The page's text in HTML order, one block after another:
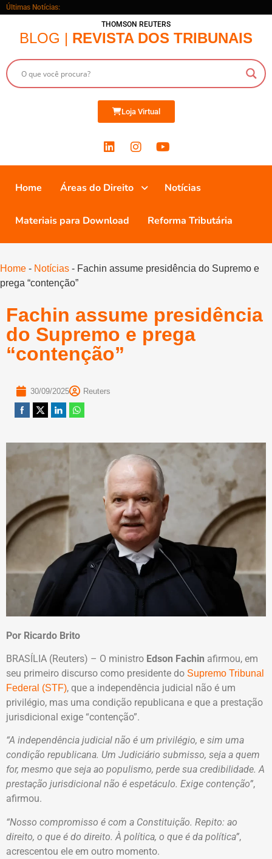
Últimas Notícias:
THOMSON REUTERS
BLOG | REVISTA DOS TRIBUNAIS
Loja Virtual
Home Áreas do Direito Notícias
Materiais para Download Reforma Tributária
Home - Notícias - Fachin assume presidência do Supremo e
prega “contenção”
Fachin assume presidência
do Supremo e prega
“contenção”
30/09/2025 Reuters
Por Ricardo Brito
BRASÍLIA (Reuters) – O ministro Edson Fachin afirmou, em
seu primeiro discurso como presidente do Supremo Tribunal
Federal (STF), que a independência judicial não é um
privilégio, mas uma condição republicana e que a prestação
jurisdicional exige “contenção”.
“A independência judicial não é um privilégio, e sim uma
condição republicana. Um Judiciário submisso, seja a quem
for, mesmo que seja ao populismo, perde sua credibilidade. A
prestação jurisdicional não é espetáculo. Exige contenção”,
afirmou.
“Nosso compromisso é com a Constituição. Repito: ao
direito, o que é do direito. À política, o que é da política”,
acrescentou ele em outro momento.